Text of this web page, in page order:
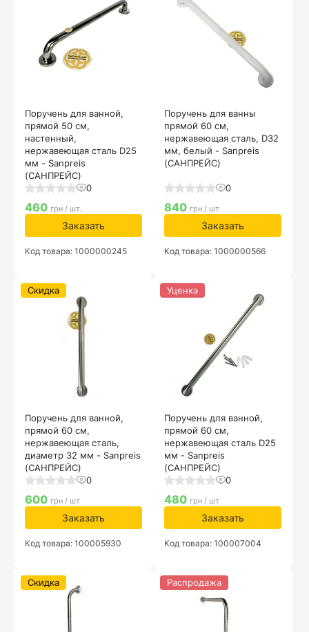
Поручень для ванной,
прямой 50 см,
настенный,
нержавеющая сталь D25
мм - Sanpreis
(САНПРЕЙС)
0
460 грн / шт.
Заказать
Код товара: 1000000245
Поручень для ванны
прямой 60 см,
нержавеющая сталь, D32
мм, белый - Sanpreis
(САНПРЕЙС)
0
840 грн / шт
Заказать
Код товара: 1000000566
Поручень для ванной,
прямой 60 см,
нержавеющая сталь,
диаметр 32 мм - Sanpreis
(САНПРЕЙС)
0
Скидка
600 грн / шт
Заказать
Код товара: 100005930
Поручень для ванной,
прямой 60 см,
нержавеющая сталь D25
мм - Sanpreis
(САНПРЕЙС)
0
Уценка
480 грн / шт
Заказать
Код товара: 100007004
Скидка Распродажа